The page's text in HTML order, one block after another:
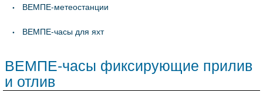
ВЕМПЕ-метеостанции
ВЕМПЕ-часы для яхт
ВЕМПЕ-часы фиксирующие прилив
и отлив